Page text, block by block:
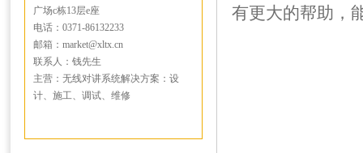
广场c栋13层e座
电话：0371-86132233
邮箱：market@xltx.cn
联系人：钱先生
主营：无线对讲系统解决方案：设
计、施工、调试、维修
有更大的帮助，